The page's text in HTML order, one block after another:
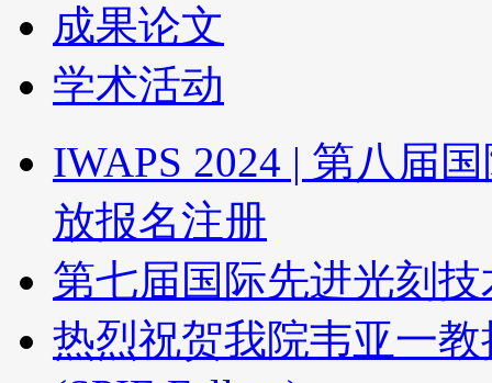
成果论文
学术活动
IWAPS 2024 | ​第八届
放报名注册
第七届国际先进光刻
热烈祝贺我院韦亚一